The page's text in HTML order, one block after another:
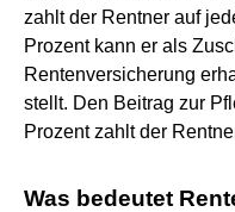
zahlt der Rentner auf
Prozent kann er als
Rentenversicherung
stellt. Den Beitrag zur
Prozent zahlt der
Was bedeutet